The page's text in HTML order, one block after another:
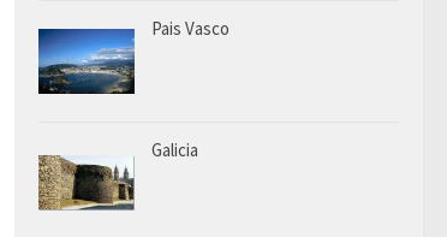
Pais Vasco
Galicia